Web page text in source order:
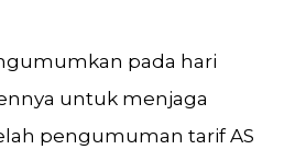
pada hari
untuk menjaga
pengumuman tarif AS